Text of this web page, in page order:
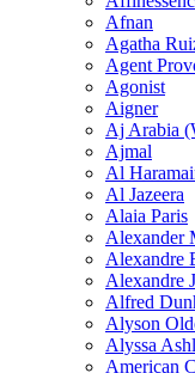
Afnan
Agatha
Agent
Agonist
Aigner
Aj Arabia
Ajmal
Al
Al Jazeera
Alaia Paris
Alexander
Alexandre
Alexandre J
Alfred
Alyson
Alyssa
American